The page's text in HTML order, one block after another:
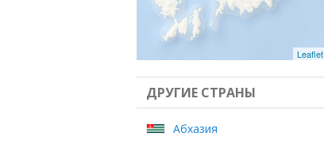
Leaflet
ДРУГИЕ СТРАНЫ
Абхазия